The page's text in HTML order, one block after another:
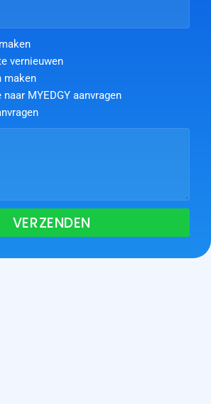
vernieuwen
maken
MYEDGY aanvragen
VERZENDEN